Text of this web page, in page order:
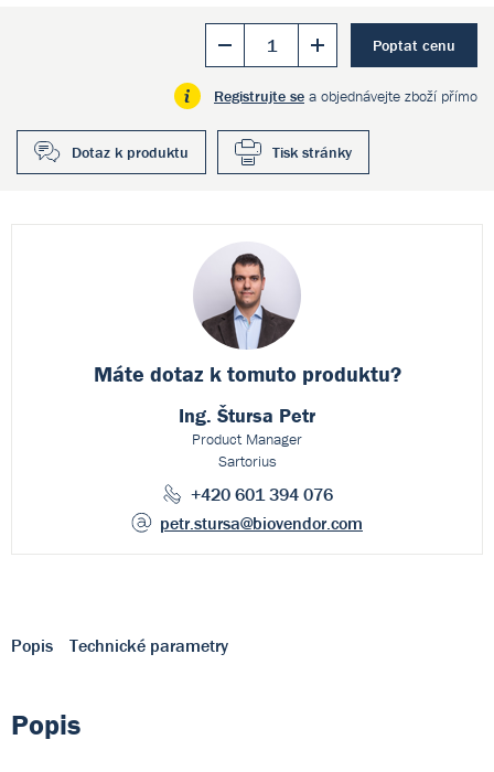
Poptat cenu
Registrujte se a objednávejte zboží přímo
Dotaz k produktu Tisk stránky
Máte dotaz k tomuto produktu?
Ing. Štursa Petr
Product Manager
Sartorius
+420 601 394 076
petr.stursa@biovendor.com
Popis Technické parametry
Popis